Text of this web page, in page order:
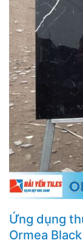
Ứng dụng
Ormea Black